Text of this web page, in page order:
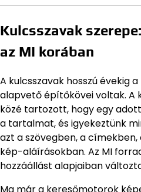
Kulcsszavak
az MI korában
A kulcsszavak hosszú évekig
alapvető építőkövei voltak. A
közé tartozott, hogy egy
a tartalmat, és igyekeztünk
azt a szövegben, a
kép-aláírásokban. Az MI
hozzáállást alapjaiban